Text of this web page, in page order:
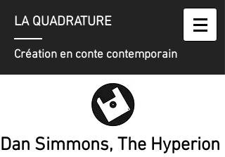
LA QUADRATURE
Création en conte contemporain
Dan Simmons, The Hyperion